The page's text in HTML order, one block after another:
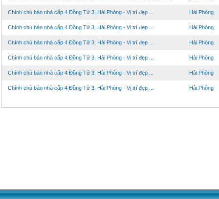
Chính chủ bán nhà cấp 4 Đồng Tử 3, Hải Phòng - Vị trí đẹp ... Hải Phòng
Chính chủ bán nhà cấp 4 Đồng Tử 3, Hải Phòng - Vị trí đẹp ... Hải Phòng
Chính chủ bán nhà cấp 4 Đồng Tử 3, Hải Phòng - Vị trí đẹp ... Hải Phòng
Chính chủ bán nhà cấp 4 Đồng Tử 3, Hải Phòng - Vị trí đẹp ... Hải Phòng
Chính chủ bán nhà cấp 4 Đồng Tử 3, Hải Phòng - Vị trí đẹp ... Hải Phòng
Chính chủ bán nhà cấp 4 Đồng Tử 3, Hải Phòng - Vị trí đẹp ... Hải Phòng